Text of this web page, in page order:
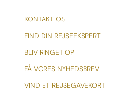
KONTAKT OS
FIND DIN REJSEEKSPERT
BLIV RINGET OP
FÅ VORES NYHEDSBREV
VIND ET REJSEGAVEKORT